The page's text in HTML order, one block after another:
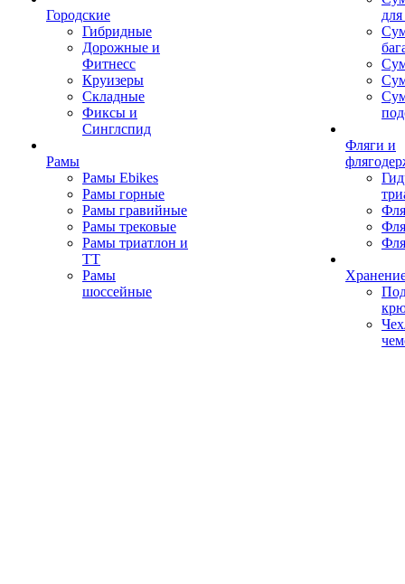
Городские
Гибридные
Дорожные и
Фитнесс
Круизеры
Складные
Фиксы и
Синглспид
Рамы
Рамы Ebikes
Рамы горные
Рамы гравийные
Рамы трековые
Рамы триатлон и
ТТ
Рамы
шоссейные
Фляги и